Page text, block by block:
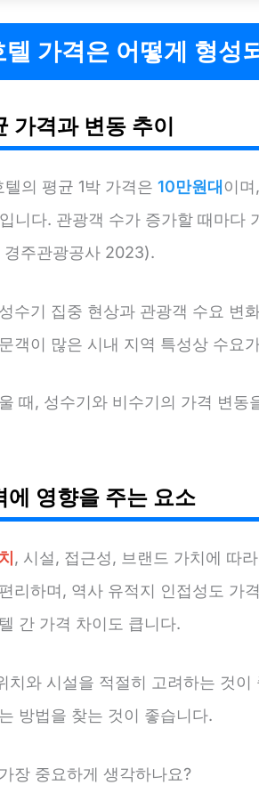
가격은 어떻게 형성
가격과 변동 추이
의 평균 1박 가격은 10만원대이
입니다. 관광객 수가 증가할 때마다
주관광공사 2023).
수기 집중 현상과 관광객 수요 변
객이 많은 시내 지역 특성상 수요
때, 성수기와 비수기의 가격 변동
에 영향을 주는 요소
, 시설, 접근성, 브랜드 가치에 따
리하며, 역사 유적지 인접성도 가
간 가격 차이도 큽니다.
치와 시설을 적절히 고려하는 것이
방법을 찾는 것이 좋습니다.
장 중요하게 생각하나요?